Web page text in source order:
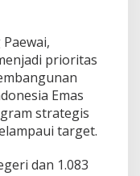
prioritas
Emas
strategis
target.
dan 1.083